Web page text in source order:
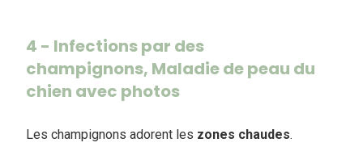
4 - Infections par des
champignons, Maladie de peau du
chien avec photos
Les champignons adorent les zones chaudes.